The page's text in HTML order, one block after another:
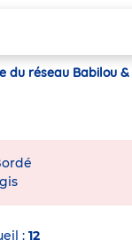
du réseau Babilou &
12